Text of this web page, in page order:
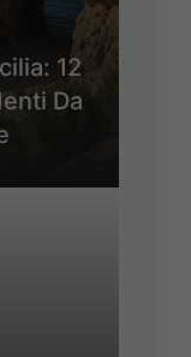
12
Da